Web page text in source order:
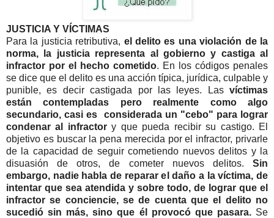
JUSTICIA Y VÍCTIMAS
Para la justicia retributiva, el delito es una violación de la
norma, la justicia representa al gobierno y castiga al
infractor por el hecho cometido. En los códigos penales
se dice que el delito es una acción típica, jurídica, culpable y
punible, es decir castigada por las leyes. Las víctimas
están contempladas pero realmente como algo
secundario, casi es considerada un "cebo" para lograr
condenar al infractory que pueda recibir su castigo. El
objetivo es buscar la pena merecida por el infractor, privarle
de la capacidad de seguir cometiendo nuevos delitos y la
disuasión de otros, de cometer nuevos delitos. Sin
embargo, nadie habla de reparar el daño a la víctima, de
intentar que sea atendida y sobre todo, de lograr que el
infractor se conciencie, se de cuenta que el delito no
sucedió sin más, sino que él provocó que pasara. Se